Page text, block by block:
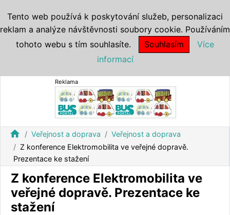
Reklama
home Veřejnost a doprava
Veřejnost a doprava
Z konference Elektromobilita ve veřejné dopravě.
Prezentace ke stažení
Z konference Elektromobilita ve
veřejné dopravě. Prezentace ke
stažení
Tento web používá k poskytování služeb, personalizaci
reklam a analýze návštěvnosti soubory cookie. Používáním
tohoto webu s tím souhlasíte.
Souhlasím
Více
informací